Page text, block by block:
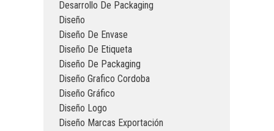
Desarrollo De Packaging
Diseño
Diseño De Envase
Diseño De Etiqueta
Diseño De Packaging
Diseño Grafico Cordoba
Diseño Gráfico
Diseño Logo
Diseño Marcas Exportación